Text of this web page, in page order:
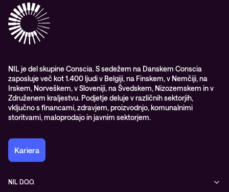
Izobraževanje
Upravljane IT storitve in podpora
Opazljivost
Videi
Vodiči
Partnerji
Nagrade & priznanja industrije
WORK@NIL
Študenti
Trajnost in družbena odgovornost
NIL je del skupine Conscia. S sedežem na Danskem Conscia
zaposluje več kot 1.400 ljudi v Belgiji, na Finskem, v Nemčiji, na
Irskem, Norveškem, v Sloveniji, na Švedskem, Nizozemskem in v
Združenem kraljestvu. Podjetje deluje v različnih sektorjih,
vključno s financami, zdravjem, proizvodnjo, komunalnimi
storitvami, maloprodajo in javnim sektorjem.
Kariera
NIL D.O.O.